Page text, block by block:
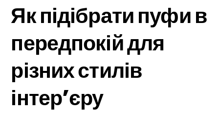
Як підібрати пуфи в
передпокій для
різних стилів
інтер’єру